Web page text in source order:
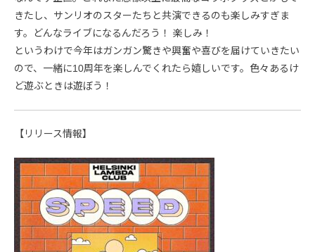
きたし、サンリオのスターたちと共演できるのも楽しみすぎま
す。どんなライブになるんだろう！ 楽しみ！
というわけで今年はガンガン驚きや興奮や喜びを届けていきたい
ので、一緒に10周年を楽しんでくれたら嬉しいです。色々あるけ
ど遊ぶときは遊ぼう！
【リリース情報】